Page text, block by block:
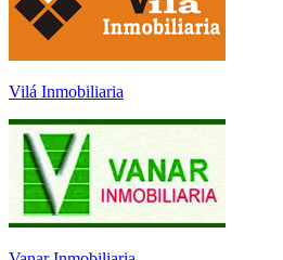
Vilá Inmobiliaria